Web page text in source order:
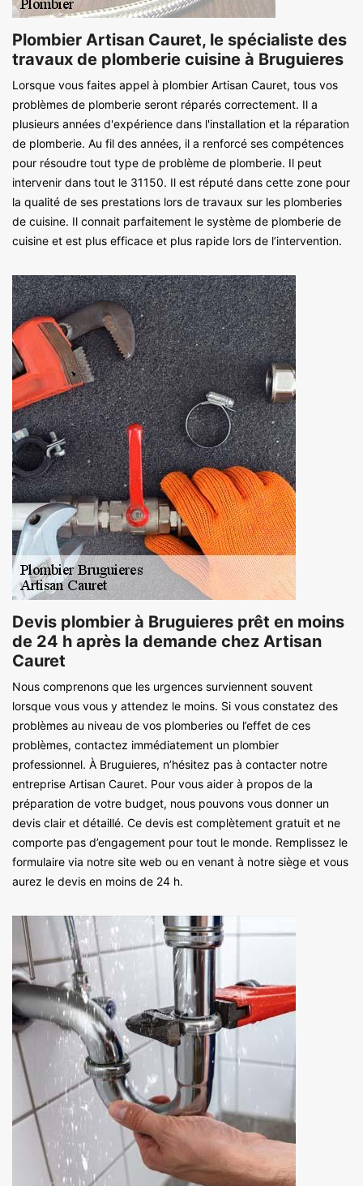
Plombier Artisan Cauret, le spécialiste des
travaux de plomberie cuisine à Bruguieres
Lorsque vous faites appel à plombier Artisan Cauret, tous vos
problèmes de plomberie seront réparés correctement. Il a
plusieurs années d'expérience dans l'installation et la réparation
de plomberie. Au fil des années, il a renforcé ses compétences
pour résoudre tout type de problème de plomberie. Il peut
intervenir dans tout le 31150. Il est réputé dans cette zone pour
la qualité de ses prestations lors de travaux sur les plomberies
de cuisine. Il connait parfaitement le système de plomberie de
cuisine et est plus efficace et plus rapide lors de l’intervention.
Devis plombier à Bruguieres prêt en moins
de 24 h après la demande chez Artisan
Cauret
Nous comprenons que les urgences surviennent souvent
lorsque vous vous y attendez le moins. Si vous constatez des
problèmes au niveau de vos plomberies ou l’effet de ces
problèmes, contactez immédiatement un plombier
professionnel. À Bruguieres, n’hésitez pas à contacter notre
entreprise Artisan Cauret. Pour vous aider à propos de la
préparation de votre budget, nous pouvons vous donner un
devis clair et détaillé. Ce devis est complètement gratuit et ne
comporte pas d’engagement pour tout le monde. Remplissez le
formulaire via notre site web ou en venant à notre siège et vous
aurez le devis en moins de 24 h.